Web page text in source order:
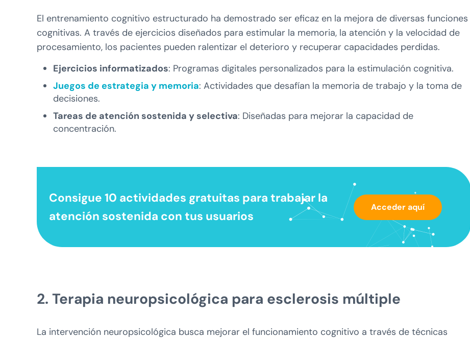
El entrenamiento cognitivo estructurado ha demostrado ser eficaz en la mejora de diversas funciones
cognitivas. A través de ejercicios diseñados para estimular la memoria, la atención y la velocidad de
procesamiento, los pacientes pueden ralentizar el deterioro y recuperar capacidades perdidas.
Ejercicios informatizados: Programas digitales personalizados para la estimulación cognitiva.
Juegos de estrategia y memoria: Actividades que desafían la memoria de trabajo y la toma de
decisiones.
Tareas de atención sostenida y selectiva: Diseñadas para mejorar la capacidad de
concentración.
Consigue 10 actividades gratuitas para trabajar la
atención sostenida con tus usuarios
Acceder aquí
2. Terapia neuropsicológica para esclerosis múltiple
La intervención neuropsicológica busca mejorar el funcionamiento cognitivo a través de técnicas